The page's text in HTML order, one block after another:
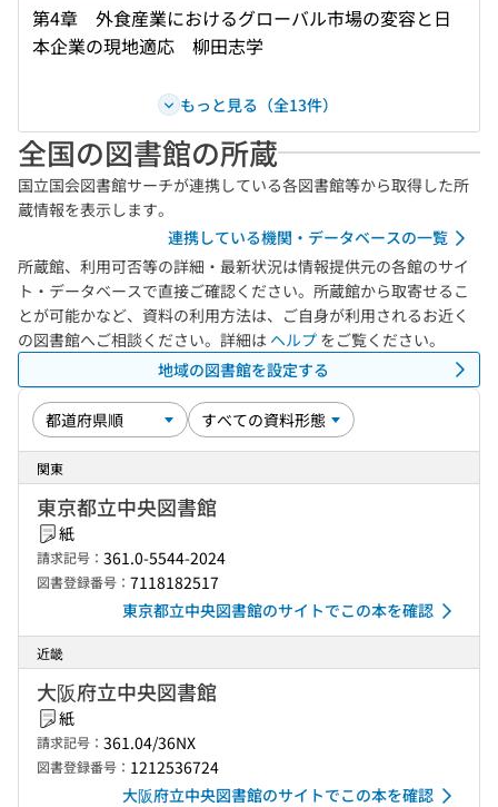
第4章 外食産業におけるグローバル市場の変容と日
本企業の現地適応 柳田志学
もっと見る（全13件）
全国の図書館の所蔵
国立国会図書館サーチが連携している各図書館等から取得した所
蔵情報を表示します。
連携している機関・データベースの一覧
所蔵館、利用可否等の詳細・最新状況は情報提供元の各館のサイ
ト・データベースで直接ご確認ください。所蔵館から取寄せるこ
とが可能かなど、資料の利用方法は、ご自身が利用されるお近く
の図書館へご相談ください。詳細は ヘルプ をご覧ください。
地域の図書館を設定する
関東
東京都立中央図書館
紙
請求記号： 361.0-5544-2024
図書登録番号： 7118182517
東京都立中央図書館のサイトでこの本を確認
近畿
大阪府立中央図書館
紙
請求記号： 361.04/36NX
図書登録番号： 1212536724
大阪府立中央図書館のサイトでこの本を確認